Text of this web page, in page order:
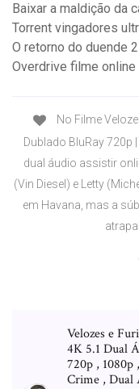
Baixar a maldição da
Torrent vingadores
O retorno do duende 2
Overdrive filme online
No Filme
Dublado BluRay 720p
dual áudio assistir
(Vin Diesel) e Letty
em Havana, mas a
Velozes e
4K 5.1 Dual
720p , 1080p
Crime , Dual